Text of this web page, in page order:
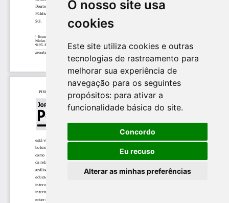
O nosso site usa
cookies
Este site utiliza cookies e outras
tecnologias de rastreamento para
melhorar sua experiência de
navegação para os seguintes
propósitos: para ativar a
funcionalidade básica do site.
Concordo
Eu recuso
Alterar as minhas preferências